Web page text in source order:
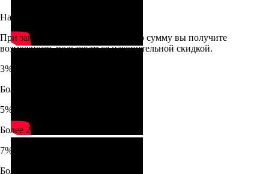
Накопительная скидка
При заказе услуг на определённую сумму вы получите
возможность пользоваться накопительной скидкой.
3%
Более 10 000 Р
5%
Более 20 000 Р
7%
Более 30 000 Р